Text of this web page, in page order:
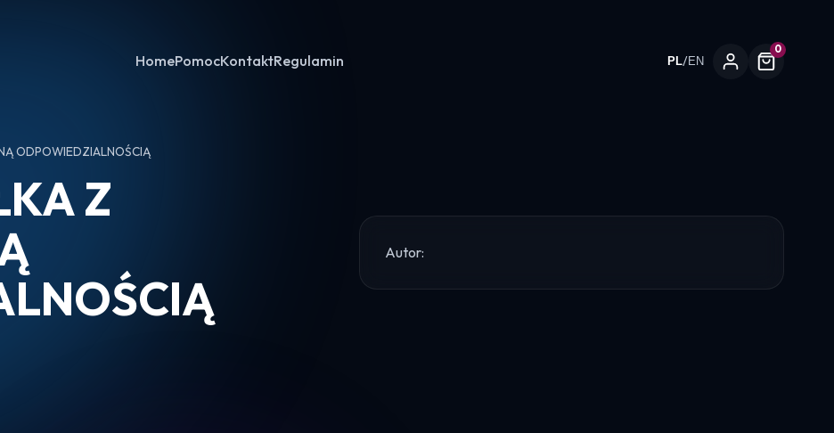
HomePomocKontaktRegulamin PL/EN
0
ODPOWIEDZIALNOŚCIĄ
Z
Autor: